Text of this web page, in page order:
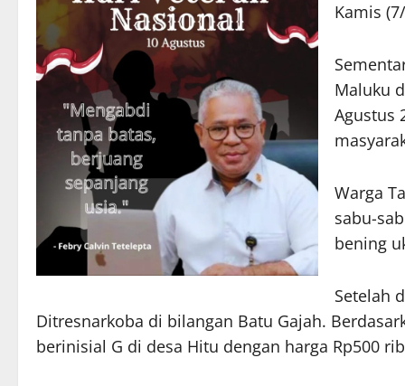
Kamis
Maluku
Agustus
Warga
sabu-
bening
Setelah
Ditresnarkoba di bilangan Batu Gajah.
berinisial G di desa Hitu dengan harga Rp500